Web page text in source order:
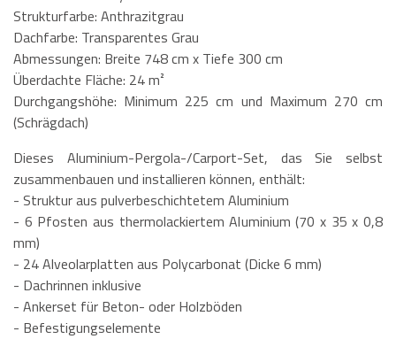
Strukturfarbe: Anthrazitgrau
Dachfarbe: Transparentes Grau
Abmessungen: Breite 748 cm x Tiefe 300 cm
Überdachte Fläche: 24 m²
Durchgangshöhe: Minimum 225 cm und Maximum 270 cm
(Schrägdach)
Dieses Aluminium-Pergola-/Carport-Set, das Sie selbst
zusammenbauen und installieren können, enthält:
- Struktur aus pulverbeschichtetem Aluminium
- 6 Pfosten aus thermolackiertem Aluminium (70 x 35 x 0,8
mm)
- 24 Alveolarplatten aus Polycarbonat (Dicke 6 mm)
- Dachrinnen inklusive
- Ankerset für Beton- oder Holzböden
- Befestigungselemente